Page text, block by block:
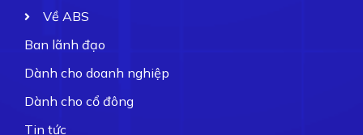
Về ABS
Ban lãnh đạo
Dành cho doanh nghiệp
Dành cho cổ đông
Tin tức